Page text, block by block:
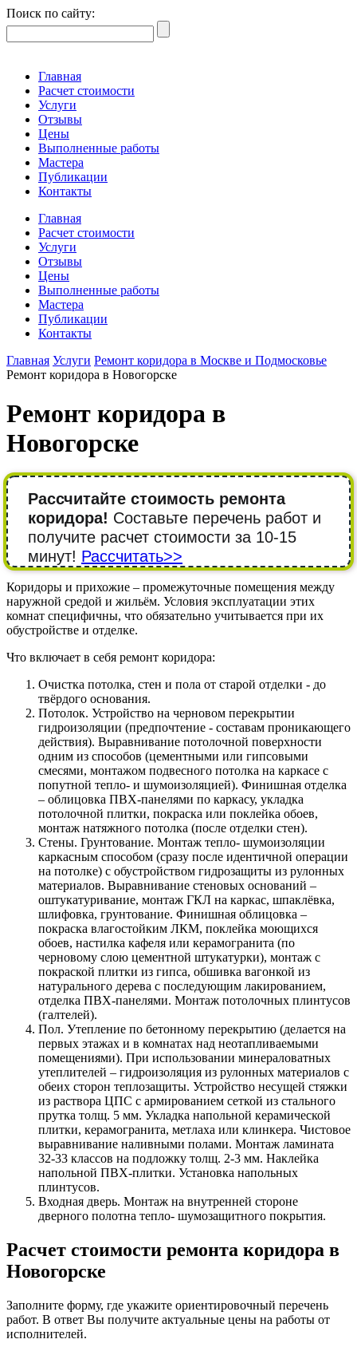
Поиск по сайту:
Главная
Расчет стоимости
Услуги
Отзывы
Цены
Выполненные работы
Мастера
Публикации
Контакты
Главная
Расчет стоимости
Услуги
Отзывы
Цены
Выполненные работы
Мастера
Публикации
Контакты
Главная Услуги Ремонт коридора в Москве и Подмосковье
Ремонт коридора в Новогорске
Ремонт коридора в
Новогорске
Рассчитайте стоимость ремонта
коридора! Составьте перечень работ и
получите расчет стоимости за 10-15
минут! Рассчитать>>
Коридоры и прихожие – промежуточные помещения между
наружной средой и жильём. Условия эксплуатации этих
комнат специфичны, что обязательно учитывается при их
обустройстве и отделке.
Что включает в себя ремонт коридора:
Очистка потолка, стен и пола от старой отделки - до
твёрдого основания.
Потолок. Устройство на черновом перекрытии
гидроизоляции (предпочтение - составам проникающего
действия). Выравнивание потолочной поверхности
одним из способов (цементными или гипсовыми
смесями, монтажом подвесного потолка на каркасе с
попутной тепло- и шумоизоляцией). Финишная отделка
– облицовка ПВХ-панелями по каркасу, укладка
потолочной плитки, покраска или поклейка обоев,
монтаж натяжного потолка (после отделки стен).
Стены. Грунтование. Монтаж тепло- шумоизоляции
каркасным способом (сразу после идентичной операции
на потолке) с обустройством гидрозащиты из рулонных
материалов. Выравнивание стеновых оснований –
оштукатуривание, монтаж ГКЛ на каркас, шпаклёвка,
шлифовка, грунтование. Финишная облицовка –
покраска влагостойким ЛКМ, поклейка моющихся
обоев, настилка кафеля или керамогранита (по
черновому слою цементной штукатурки), монтаж с
покраской плитки из гипса, обшивка вагонкой из
натурального дерева с последующим лакированием,
отделка ПВХ-панелями. Монтаж потолочных плинтусов
(галтелей).
Пол. Утепление по бетонному перекрытию (делается на
первых этажах и в комнатах над неотапливаемыми
помещениями). При использовании минераловатных
утеплителей – гидроизоляция из рулонных материалов с
обеих сторон теплозащиты. Устройство несущей стяжки
из раствора ЦПС с армированием сеткой из стального
прутка толщ. 5 мм. Укладка напольной керамической
плитки, керамогранита, метлаха или клинкера. Чистовое
выравнивание наливными полами. Монтаж ламината
32-33 классов на подложку толщ. 2-3 мм. Наклейка
напольной ПВХ-плитки. Установка напольных
плинтусов.
Входная дверь. Монтаж на внутренней стороне
дверного полотна тепло- шумозащитного покрытия.
Расчет стоимости ремонта коридора в
Новогорске
Заполните форму, где укажите ориентировочный перечень
работ. В ответ Вы получите актуальные цены на работы от
исполнителей.